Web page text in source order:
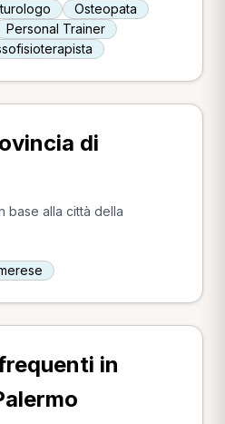
Osteopata
Personal Trainer
di
base alla città della
in